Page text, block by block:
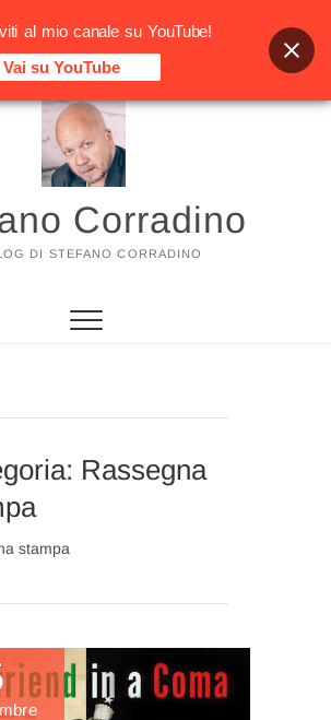
Corradino
DI STEFANO CORRADINO
Rassegna
stampa
al mio canale su YouTube!
Vai su YouTube